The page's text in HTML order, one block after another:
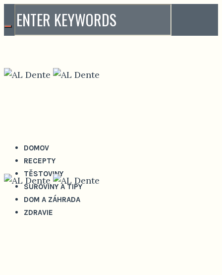
DOMOV
RECEPTY
TĚSTOVINY
SUROVINY A TIPY
DOM A ZÁHRADA
ZDRAVIE